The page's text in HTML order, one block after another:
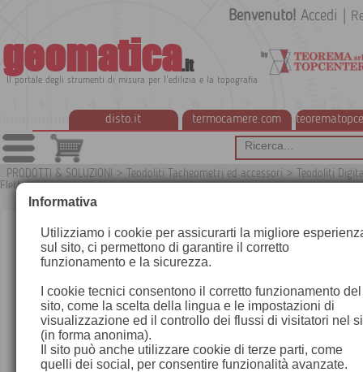
geomatica.it
Il portale degli strumenti di misura per l'edilizia e la topografia
disto.it termocamere.com
Benvenuto! Accedi
PRODOTTI & SOLUZIONI > Teodoliti Tacheometri ed accessori >
Teodoliti
Elettronici
Informativa
Utilizziamo i cookie per assicurarti la migliore
sul sito, ci permettono di garantire il corretto
funzionamento e la sicurezza.
I cookie tecnici consentono il corretto funzionamento del
sito, come la scelta della lingua e le impostazioni di
visualizzazione ed il controllo dei flussi di visitatori nel
(in forma anonima).
Il sito può anche utilizzare cookie di terze parti, come
quelli dei social, per consentire funzionalità avanzate.